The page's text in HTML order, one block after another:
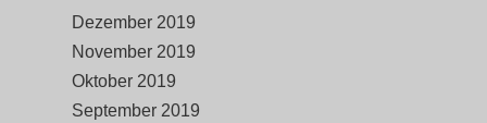
Dezember 2019
November 2019
Oktober 2019
September 2019